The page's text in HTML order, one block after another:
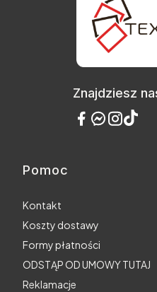
Znajdziesz
Linki w stopce
Pomoc
Kontakt
Koszty dostawy
Formy płatności
ODSTĄP OD UMOWY TUTAJ
Reklamacje